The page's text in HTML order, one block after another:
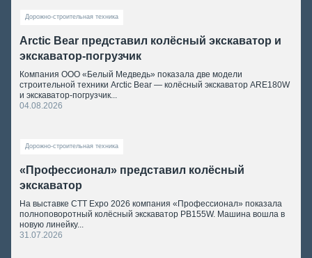
Дорожно-строительная техника
Arctic Bear представил колёсный экскаватор и
экскаватор-погрузчик
Компания ООО «Белый Медведь» показала две модели
строительной техники Arctic Bear — колёсный экскаватор ARE180W
и экскаватор-погрузчик...
04.08.2026
Дорожно-строительная техника
«Профессионал» представил колёсный
экскаватор
На выставке CTT Expo 2026 компания «Профессионал» показала
полноповоротный колёсный экскаватор PB155W. Машина вошла в
новую линейку...
31.07.2026